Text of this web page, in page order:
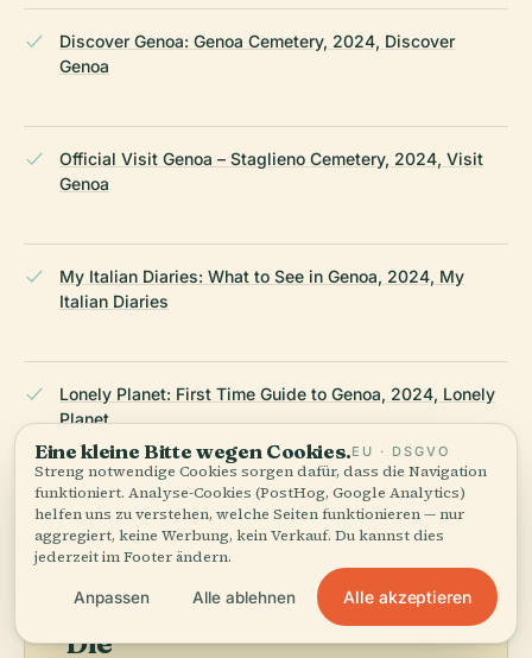
Discover Genoa: Genoa Cemetery, 2024, Discover
Genoa
Official Visit Genoa – Staglieno Cemetery, 2024, Visit
Genoa
My Italian Diaries: What to See in Genoa, 2024, My
Italian Diaries
Lonely Planet: First Time Guide to Genoa, 2024, Lonely
Planet
ZULETZT ÜBERPRÜFT: AUGUST 2025
Recherchiert aus Wikidata, Wikipedia und offiziellen Quellen
· faktengeprüft ·Wie unsere Guides entstehen →
Die
Eine kleine Bitte wegen Cookies.EU · DSGVO
Streng notwendige Cookies sorgen dafür, dass die Navigation
funktioniert. Analyse-Cookies (PostHog, Google Analytics)
helfen uns zu verstehen, welche Seiten funktionieren — nur
aggregiert, keine Werbung, kein Verkauf. Du kannst dies
jederzeit im Footer ändern.
Anpassen Alle ablehnen Alle akzeptieren